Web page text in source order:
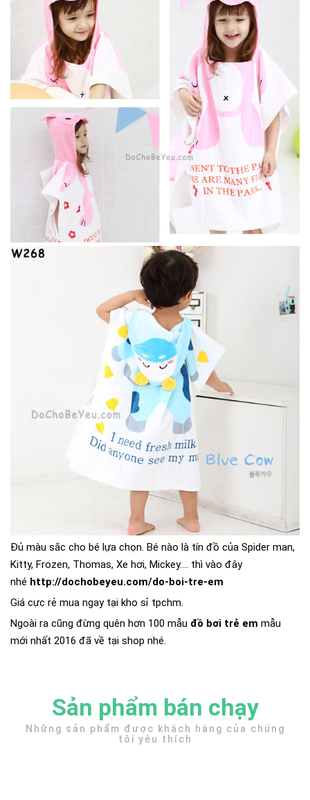
Đủ màu sắc cho bé lựa chọn. Bé nào là tín đồ của Spider man,
Kitty, Frozen, Thomas, Xe hơi, Mickey.... thì vào đây
nhé http://dochobeyeu.com/do-boi-tre-em
Giá cực rẻ mua ngay tại kho sỉ tpchm.
Ngoài ra cũng đừng quên hơn 100 mẫu đồ bơi trẻ em mẫu
mới nhất 2016 đã về tại shop nhé.
Sản phẩm bán chạy
Những sản phẩm được khách hàng của chúng
tôi yêu thích